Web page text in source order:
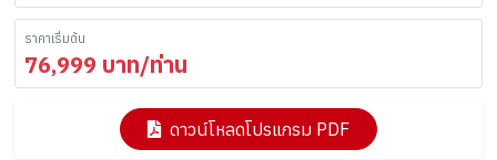
ราคาเริ่มต้น
76,999 บาท/ท่าน
ดาวน์โหลดโปรแกรม PDF